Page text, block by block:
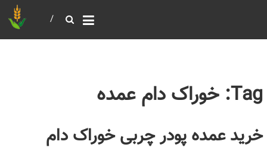
Tag: خوراک دام عمده
خرید عمده پودر چربی خوراک دام